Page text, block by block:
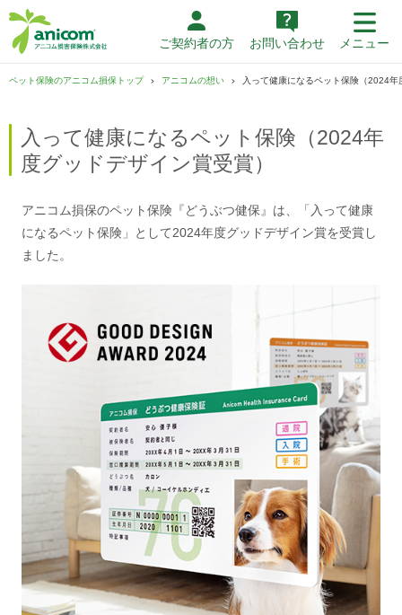
ご契約者の方 お問い合わせ メニュー
ペット保険のアニコム損保トップ アニコムの想い 入って健康になるペット保険（2024
入って健康になるペット保険（2024年
度グッドデザイン賞受賞）
アニコム損保のペット保険『どうぶつ健保』は、「入って健康
になるペット保険」として2024年度グッドデザイン賞を受賞し
ました。